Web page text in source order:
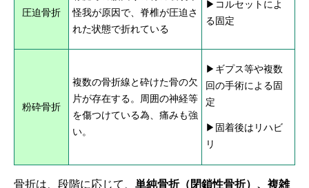
圧迫骨折
怪我が原因で、脊椎が圧迫さ
れた状態で折れている
▶コルセットによ
る固定
粉砕骨折
複数の骨折線と砕けた骨の欠
片が存在する。周囲の神経等
を傷つけている為、痛みも強
い。
▶ギプス等や複数
回の手術による固
定
▶固着後はリハビ
リ
骨折は、段階に応じて、 単純骨折（閉鎖性骨折）、複雑